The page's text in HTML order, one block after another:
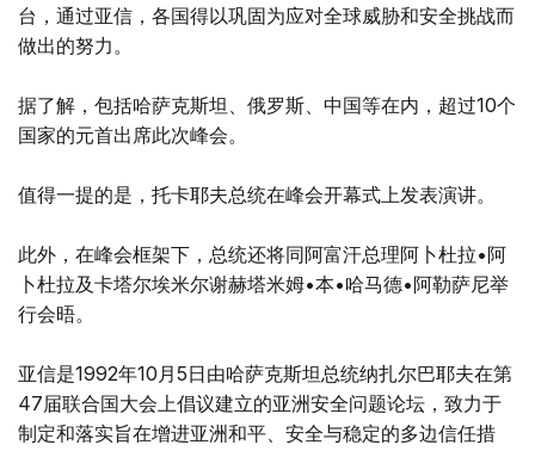
台，通过亚信，各国得以巩固为应对全球威胁和安全挑战而
做出的努力。
据了解，包括哈萨克斯坦、俄罗斯、中国等在内，超过10个
国家的元首出席此次峰会。
值得一提的是，托卡耶夫总统在峰会开幕式上发表演讲。
此外，在峰会框架下，总统还将同阿富汗总理阿卜杜拉•阿
卜杜拉及卡塔尔埃米尔谢赫塔米姆•本•哈马德•阿勒萨尼举
行会晤。
亚信是1992年10月5日由哈萨克斯坦总统纳扎尔巴耶夫在第
47届联合国大会上倡议建立的亚洲安全问题论坛，致力于
制定和落实旨在增进亚洲和平、安全与稳定的多边信任措